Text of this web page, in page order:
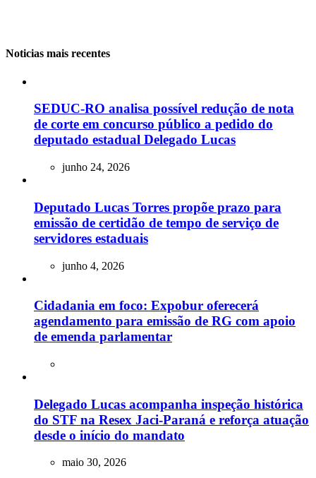
Noticias mais recentes
SEDUC-RO analisa possível redução de nota
de corte em concurso público a pedido do
deputado estadual Delegado Lucas
junho 24, 2026
Deputado Lucas Torres propõe prazo para
emissão de certidão de tempo de serviço de
servidores estaduais
junho 4, 2026
Cidadania em foco: Expobur oferecerá
agendamento para emissão de RG com apoio
de emenda parlamentar
Delegado Lucas acompanha inspeção histórica
do STF na Resex Jaci-Paraná e reforça atuação
desde o início do mandato
maio 30, 2026